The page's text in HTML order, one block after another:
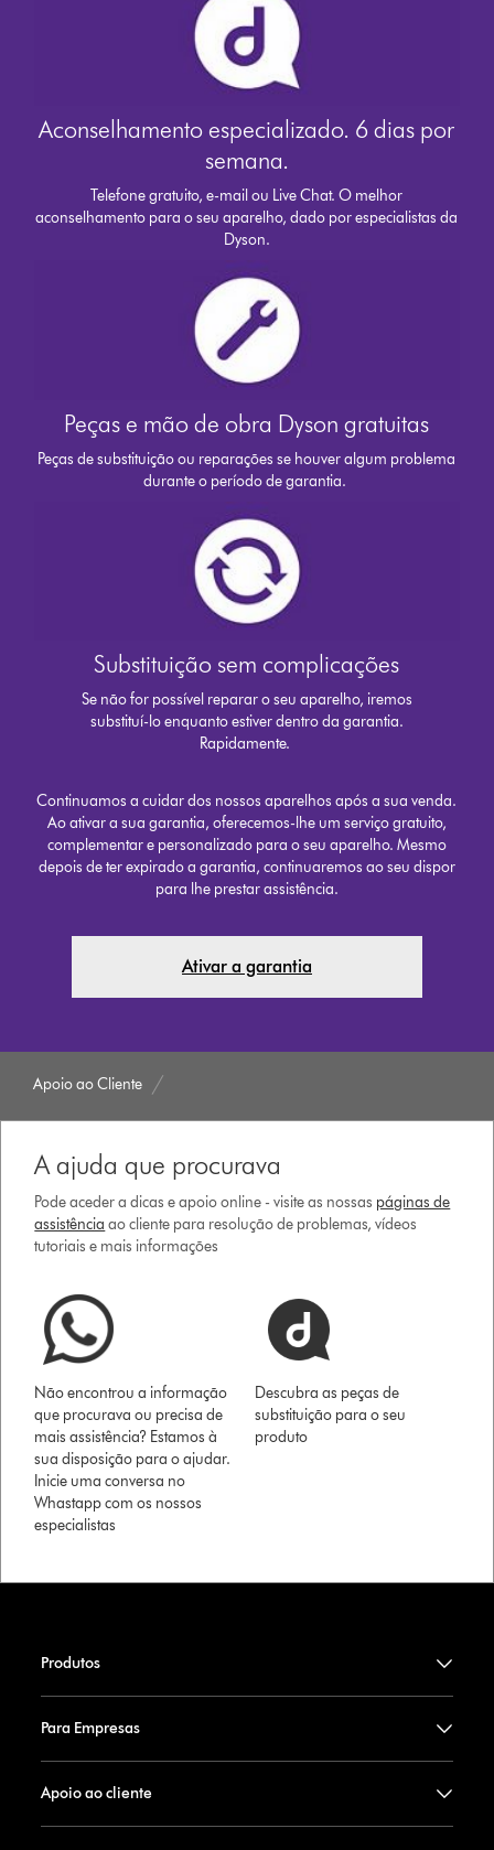
Aconselhamento especializado. 6 dias por
semana.
Telefone gratuito, e-mail ou Live Chat. O melhor
aconselhamento para o seu aparelho, dado por especialistas da
Dyson.
Peças e mão de obra Dyson gratuitas
Peças de substituição ou reparações se houver algum problema
durante o período de garantia.
Substituição sem complicações
Se não for possível reparar o seu aparelho, iremos
substituí-lo enquanto estiver dentro da garantia.
Rapidamente.
Continuamos a cuidar dos nossos aparelhos após a sua venda.
Ao ativar a sua garantia, oferecemos-lhe um serviço gratuito,
complementar e personalizado para o seu aparelho. Mesmo
depois de ter expirado a garantia, continuaremos ao seu dispor
para lhe prestar assistência.
Ativar a garantia
Apoio ao Cliente
A ajuda que procurava
Pode aceder a dicas e apoio online - visite as nossas páginas de
assistência ao cliente para resolução de problemas, vídeos
tutoriais e mais informações
Não encontrou a informação
que procurava ou precisa de
mais assistência? Estamos à
sua disposição para o ajudar.
Inicie uma conversa no
Whastapp com os nossos
especialistas
Descubra as peças de
substituição para o seu
produto
Produtos
Para Empresas
Apoio ao cliente